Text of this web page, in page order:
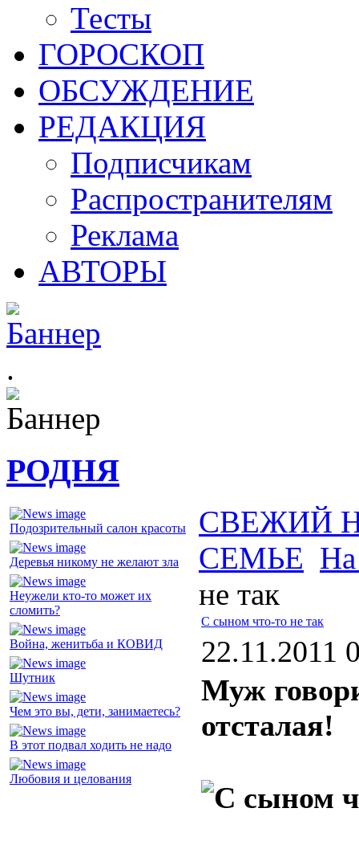
Тесты
ГОРОСКОП
ОБСУЖДЕНИЕ
РЕДАКЦИЯ
Подписчикам
Распространителям
Реклама
АВТОРЫ
.
РОДНЯ
Подозрительный салон красоты
Деревья никому не желают зла
Неужели кто-то может их
сломить?
Война, женитьба и КОВИД
Шутник
Чем это вы, дети, занимаетесь?
В этот подвал ходить не надо
Любовия и целования
СВЕЖИЙ
СЕМЬЕ На
не так
С сыном что-то не так
22.11.2011
Муж
отсталая!